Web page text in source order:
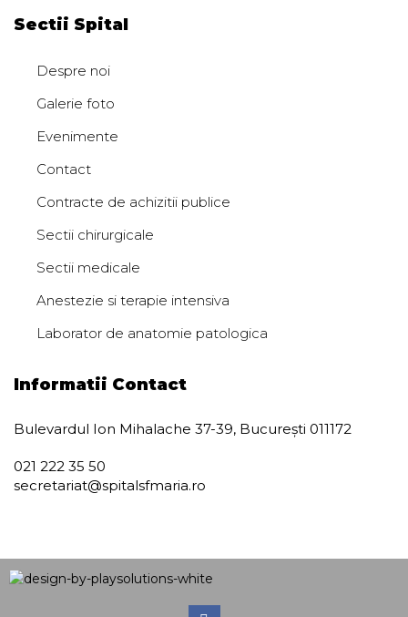
Sectii Spital
Despre noi
Galerie foto
Evenimente
Contact
Contracte de achizitii publice
Sectii chirurgicale
Sectii medicale
Anestezie si terapie intensiva
Laborator de anatomie patologica
Informatii Contact
Bulevardul Ion Mihalache 37-39, București 011172
021 222 35 50
secretariat@spitalsfmaria.ro